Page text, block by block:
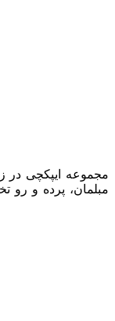
مجموعه ایپکچی در
مبلمان، پرده و